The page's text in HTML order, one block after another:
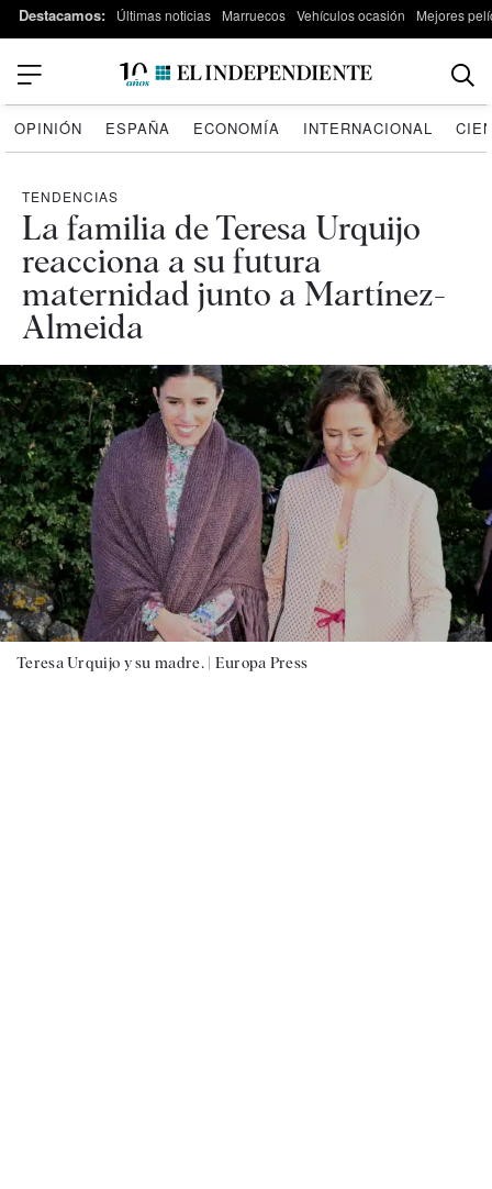
Destacamos: Últimas noticias Marruecos Vehículos ocasión Mejores
OPINIÓN ESPAÑA ECONOMÍA INTERNACIONAL
TENDENCIAS
La familia de Teresa Urquijo
reacciona a su futura
maternidad junto a Martínez-
Almeida
Teresa Urquijo y su madre. | Europa Press